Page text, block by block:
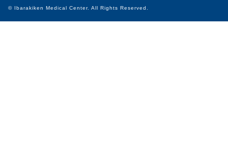
© Ibarakiken Medical Center. All Rights Reserved.